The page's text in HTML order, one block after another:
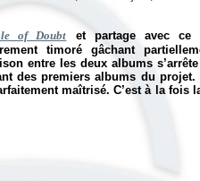
of Doubt et partage avec ce
timoré gâchant
entre les deux albums
des premiers albums du
maîtrisé. C’est à la fois